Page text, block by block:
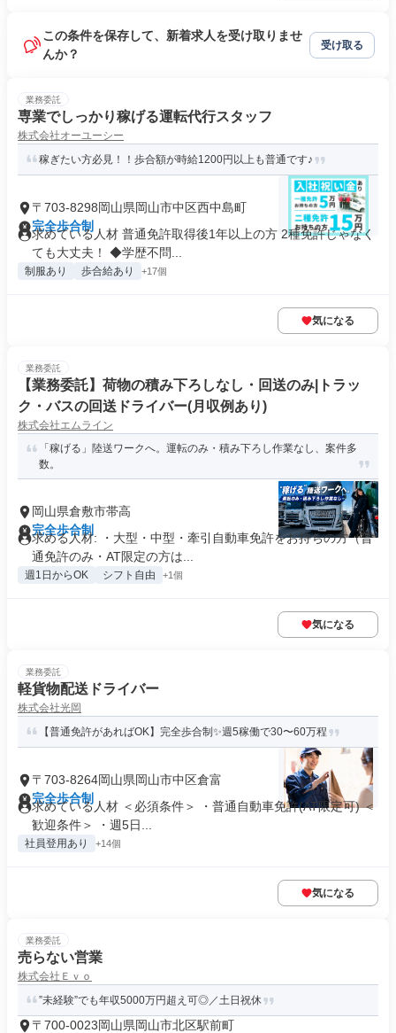
この条件を保存して、新着求人を受け取りませ
んか？
受け取る
業務委託
専業でしっかり稼げる運転代行スタッフ
株式会社オーユーシー
稼ぎたい方必見！！歩合額が時給1200円以上も普通です♪
〒703-8298岡山県岡山市中区西中島町
完全歩合制
求めている人材 普通免許取得後1年以上の方 2種免許じゃなく
ても大丈夫！ ◆学歴不問...
制服あり 歩合給あり +17個
気になる
業務委託
【業務委託】荷物の積み下ろしなし・回送のみ|トラッ
ク・バスの回送ドライバー(月収例あり)
株式会社エムライン
「稼げる」陸送ワークへ。運転のみ・積み下ろし作業なし、案件多
数。
岡山県倉敷市帯高
完全歩合制
求める人材: ・大型・中型・牽引自動車免許をお持ちの方（普
通免許のみ・AT限定の方は...
週1日からOK シフト自由 +1個
気になる
業務委託
軽貨物配送ドライバー
株式会社光岡
【普通免許があればOK】完全歩合制✨週5稼働で30〜60万程
〒703-8264岡山県岡山市中区倉富
完全歩合制
求めている人材 ＜必須条件＞ ・普通自動車免許(AT限定可) ＜
歓迎条件＞ ・週5日...
社員登用あり +14個
気になる
業務委託
売らない営業
株式会社Ｅｖｏ
”未経験”でも年収5000万円超え可◎／土日祝休
〒700-0023岡山県岡山市北区駅前町